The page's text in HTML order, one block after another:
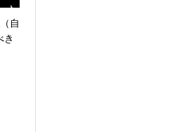
自
き